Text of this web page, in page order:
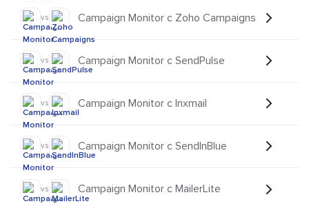
vs Campaign Monitor с Zoho Campaigns
vs Campaign Monitor с SendPulse
vs Campaign Monitor с Inxmail
vs Campaign Monitor с SendInBlue
vs Campaign Monitor с MailerLite